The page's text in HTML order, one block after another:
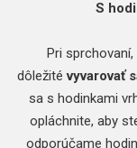
S
Pri
dôležitévyvarovať
sa s hodinkami
opláchnite, aby
odporúčame